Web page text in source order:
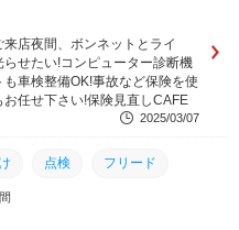
店夜間、ボンネットとライ
らせたい!コンピューター診断機
車検整備OK!事故など保険を使
お任せ下さい!保険見直しCAFE
2025/03/07
点検 フリード